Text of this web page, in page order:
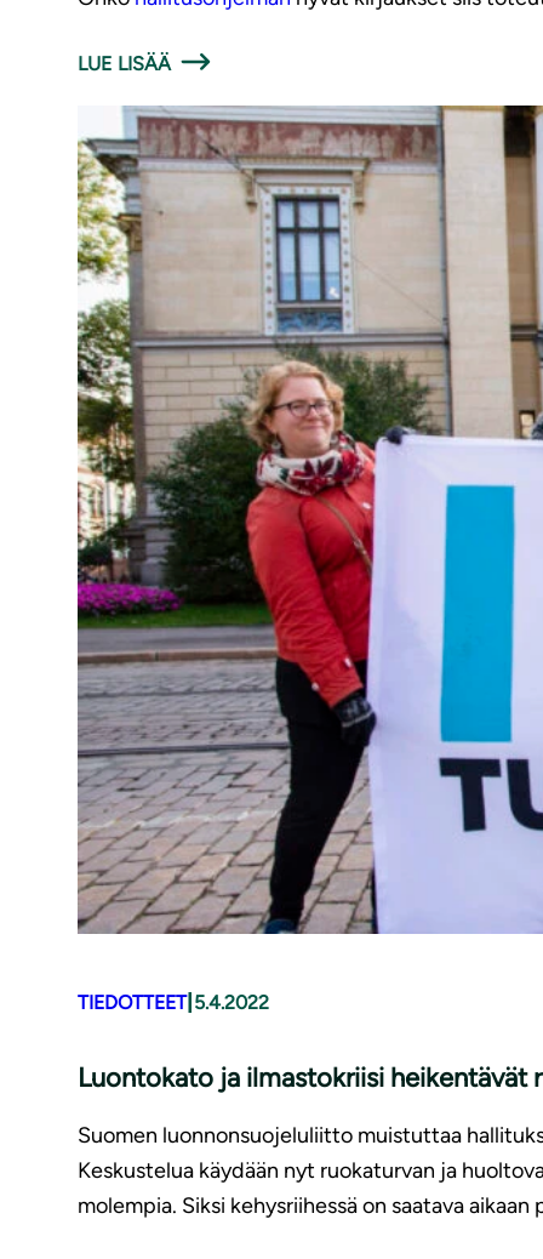
LUE LISÄÄ
TIEDOTTEET| 5.4.2022
Luontokato ja ilmastokriisi heikentävät
Suomen luonnonsuojeluliitto muistuttaa
Keskustelua käydään nyt ruokaturvan ja
molempia. Siksi kehysriihessä on saatava